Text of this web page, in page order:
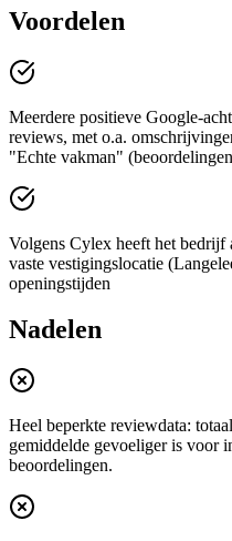
Voordelen
Meerdere positieve Google-
reviews, met o.a.
"Echte vakman"
Volgens Cylex heeft het bedrijf
vaste vestigingslocatie
openingstijden
Nadelen
Heel beperkte reviewdata:
gemiddelde gevoeliger is voor
beoordelingen.